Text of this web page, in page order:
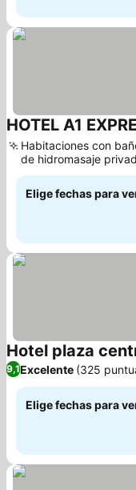
HOTEL A1
Habitaciones con
de hidromasaje
Elige fechas para
Hotel plaza
9,1Excelente (325
Elige fechas para